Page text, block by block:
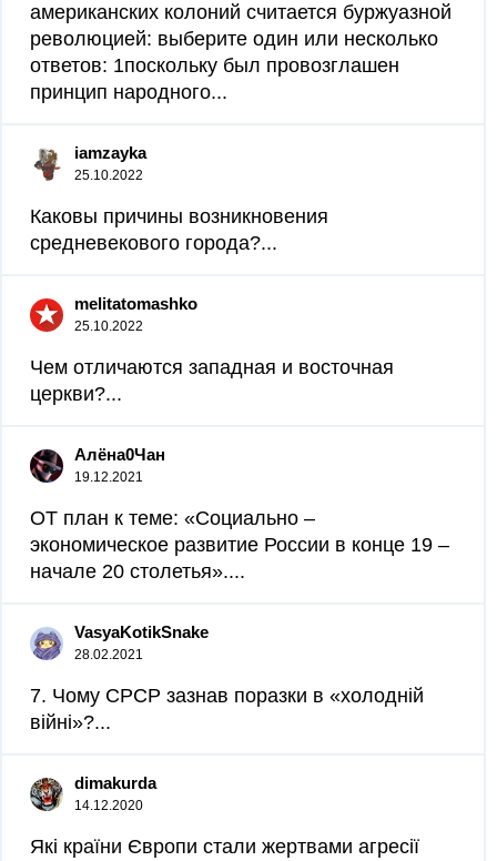
американских колоний считается буржуазной
революцией: выберите один или несколько
ответов: 1поскольку был провозглашен
принцип народного...
iamzayka
25.10.2022
Каковы причины возникновения
средневекового города?...
melitatomashko
25.10.2022
Чем отличаются западная и восточная
церкви?...
Алёна0Чан
19.12.2021
ОТ план к теме: «Социально –
экономическое развитие России в конце 19 –
начале 20 столетья»....
VasyaKotikSnake
28.02.2021
7. Чому СРСР зазнав поразки в «холодній
війні»?​...
dimakurda
14.12.2020
Які країни Європи стали жертвами агресії